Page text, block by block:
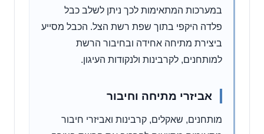
במערכות המתאימות לכך ניתן לשלב כבל
פלדה היקפי בתוך שפת רשת הצל. הכבל מסייע
ביצירת מתיחה אחידה ובחיבור הרשת
למותחנים, לקרבינות ולנקודות העיגון.
אביזרי מתיחה וחיבור
מותחנים, שאקלים, קרבינות ואביזרי חיבור